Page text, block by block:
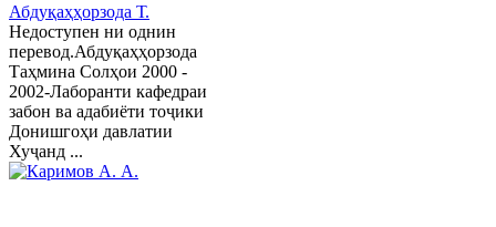
Абдуқаҳҳорзода Т.
Недоступен ни однин
перевод.Абдуқаҳҳорзода
Таҳмина Солҳои 2000 -
2002-Лаборанти кафедраи
забон ва адабиёти тоҷики
Донишгоҳи давлатии
Хуҷанд ...